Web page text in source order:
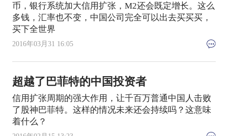
币，银行系统加大信用扩张，M2还会既定增长。这么
多钱，汇率也不变，中国公司完全可以出去买买买，
买下全世界
2016年03月31 16:05
超越了巴菲特的中国投资者
信用扩张周期的强大作用，让千百万普通中国人击败
了股神巴菲特。这样的情况未来还会持续吗？这意味
着什么？